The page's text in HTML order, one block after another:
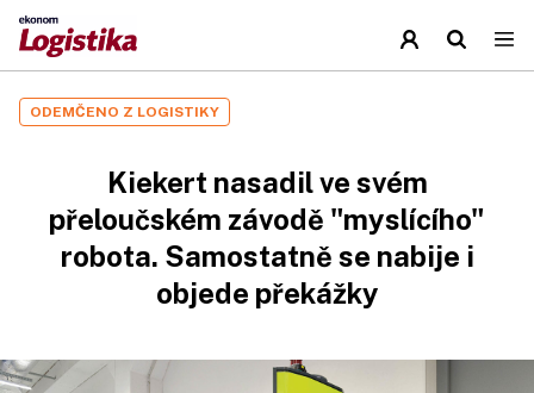
ODEMČENO Z LOGISTIKY
Kiekert nasadil ve svém
přeloučském závodě "myslícího"
robota. Samostatně se nabije i
objede překážky